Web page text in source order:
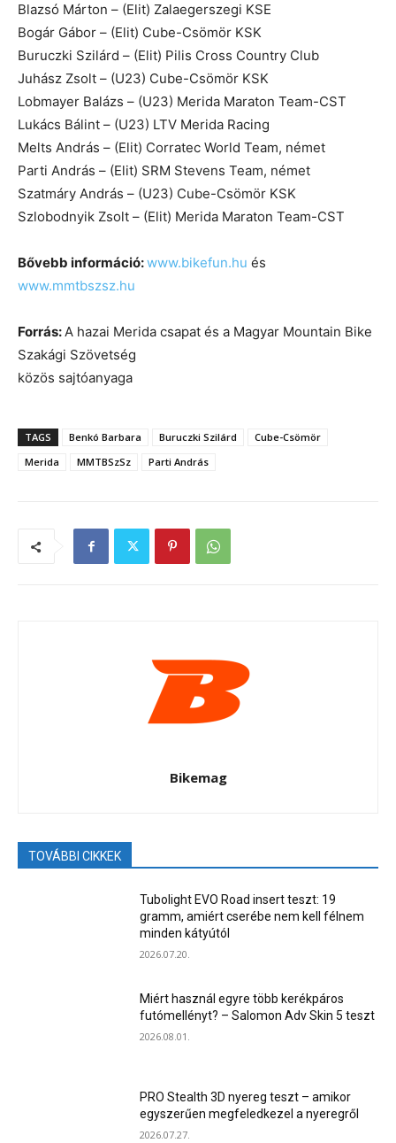
Blazsó Márton – (Elit) Zalaegerszegi KSE
Bogár Gábor – (Elit) Cube-Csömör KSK
Buruczki Szilárd – (Elit) Pilis Cross Country Club
Juhász Zsolt – (U23) Cube-Csömör KSK
Lobmayer Balázs – (U23) Merida Maraton Team-CST
Lukács Bálint – (U23) LTV Merida Racing
Melts András – (Elit) Corratec World Team, német
Parti András – (Elit) SRM Stevens Team, német
Szatmáry András – (U23) Cube-Csömör KSK
Szlobodnyik Zsolt – (Elit) Merida Maraton Team-CST
Bővebb információ:www.bikefun.hu és
www.mmtbszsz.hu
Forrás:A hazai Merida csapat és a Magyar Mountain Bike
Szakági Szövetség
közös sajtóanyaga
TAGS Benkó Barbara Buruczki Szilárd
Cube-Csömör
Merida
MMTBSzSz Parti András
Bikemag
TOVÁBBI CIKKEK
Tubolight EVO Road insert teszt: 19
gramm, amiért cserébe nem kell félnem
minden kátyútól
2026.07.20.
Miért használ egyre több kerékpáros
futómellényt? – Salomon Adv Skin 5 teszt
2026.08.01.
PRO Stealth 3D nyereg teszt – amikor
egyszerűen megfeledkezel a nyeregről
2026.07.27.